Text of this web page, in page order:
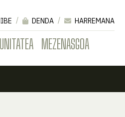
MEZENASGOA
DENDA
HARREMANA